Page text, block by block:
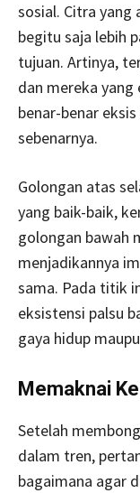
sosial. Citra yang
begitu saja lebih
tujuan. Artinya,
dan mereka
benar-benar
sebenarnya.
Golongan atas
yang baik-baik,
golongan bawah
menjadikannya
sama. Pada titik
eksistensi palsu
gaya hidup
Memaknai
Setelah
dalam tren,
bagaimana agar